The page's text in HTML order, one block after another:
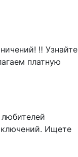
‼️ Узнайте
платную
Ищете